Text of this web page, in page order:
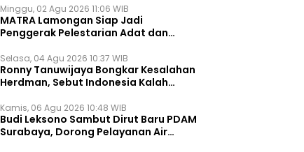
Minggu, 02 Agu 2026 11:06 WIB
MATRA Lamongan Siap Jadi
Penggerak Pelestarian Adat dan
Selasa, 04 Agu 2026 10:37 WIB
Ronny Tanuwijaya Bongkar Kesalahan
Herdman, Sebut Indonesia Kalah
Kamis, 06 Agu 2026 10:48 WIB
Budi Leksono Sambut Dirut Baru PDAM
Surabaya, Dorong Pelayanan Air